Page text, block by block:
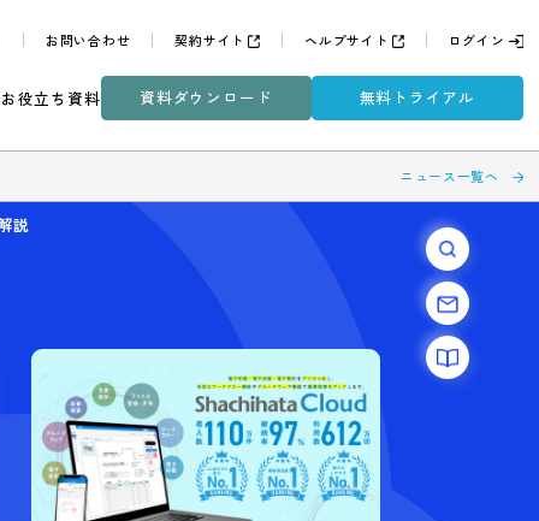
よくある質問 お問い合わせ 契約サイト ヘルプサ
ナーDXコラム お役立ち資料 資料ダウンロード